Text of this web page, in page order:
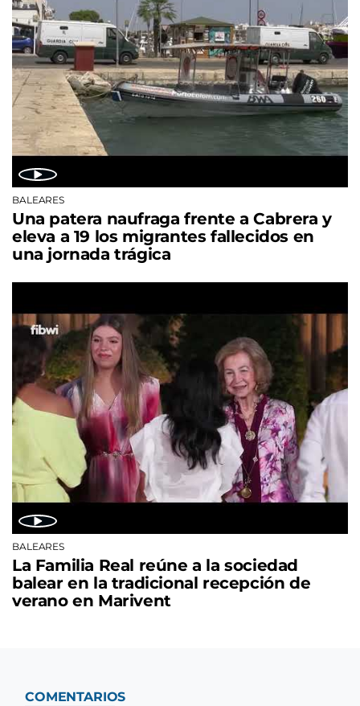
BALEARES
Una patera naufraga frente a Cabrera y
eleva a 19 los migrantes fallecidos en
una jornada trágica
BALEARES
La Familia Real reúne a la sociedad
balear en la tradicional recepción de
verano en Marivent
COMENTARIOS